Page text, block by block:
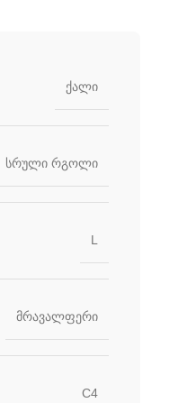
ქალი
სრული რგოლი
L
მრავალფერი
C4